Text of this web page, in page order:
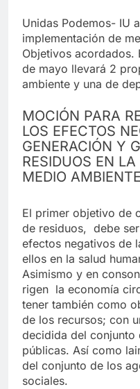
Unidas Podemos- IU
implementación de
Objetivos acordados.
de mayo llevará 2
ambiente y una de
MOCIÓN PARA
LOS EFECTOS
GENERACIÓN Y
RESIDUOS EN
MEDIO
El primer objetivo de
de residuos, debe
efectos negativos de
ellos en la salud
Asimismo y en
rigen la economía
tener también como
de los recursos; con
decidida del conjunto
públicas. Así como
del conjunto de los
sociales.